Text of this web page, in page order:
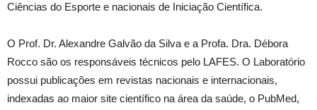
Ciências do Esporte e nacionais de Iniciação Científica.
O Prof. Dr. Alexandre Galvão da Silva e a Profa. Dra. Débora
Rocco são os responsáveis técnicos pelo LAFES. O Laboratório
possui publicações em revistas nacionais e internacionais,
indexadas ao maior site científico na área da saúde, o PubMed,